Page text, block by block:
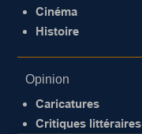
Cinéma
Histoire
Opinion
Caricatures
Critiques littéraires